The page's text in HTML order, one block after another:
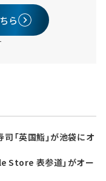
ら
「英国鮨」が池袋にオ
Store 表参道」がオー